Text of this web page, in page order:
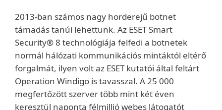
2013-ban számos nagy horderejű botnet
támadás tanúi lehettünk. Az ESET Smart
Security® 8 technológiája felfedi a botnetek
normál hálózati kommunikációs mintáktól eltérő
forgalmát, ilyen volt az ESET kutatói által feltárt
Operation Windigo is tavasszal. A 25 000
megfertőzött szerver több mint két éven
keresztül naponta félmillió webes látogatót